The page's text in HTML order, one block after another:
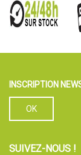
INSCRIPTION
SUIVEZ-NOUS !